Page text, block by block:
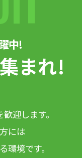
中!
まれ!
迎します。
には
環境です。